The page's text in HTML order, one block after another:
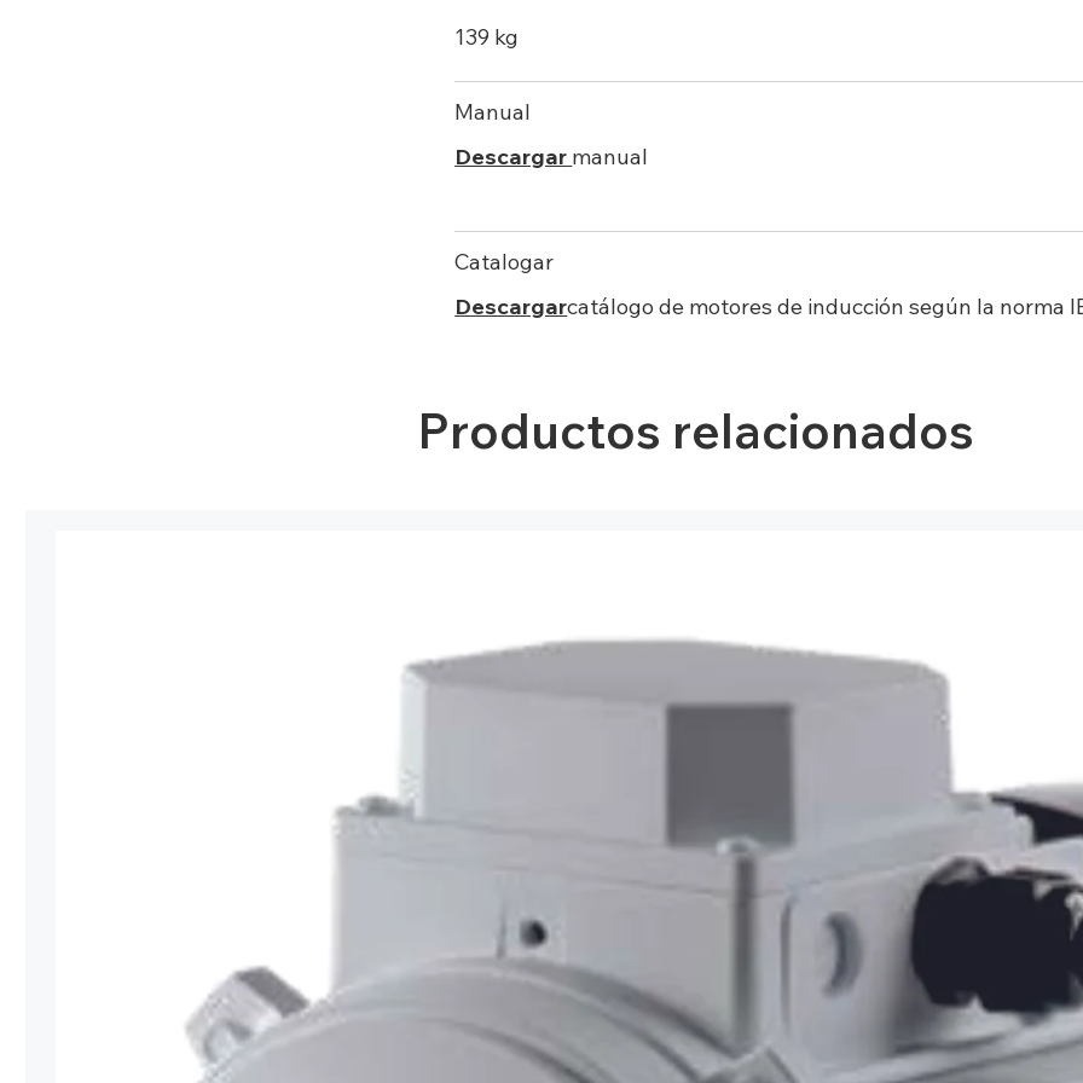
139 kg
Manual
Descargar manual
Catalogar
Descargarcatálogo de motores de inducción según la norma
Productos relacionados